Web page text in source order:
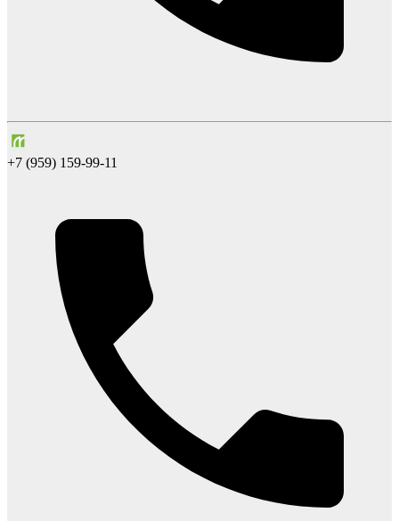
+7 (959) 159-99-11